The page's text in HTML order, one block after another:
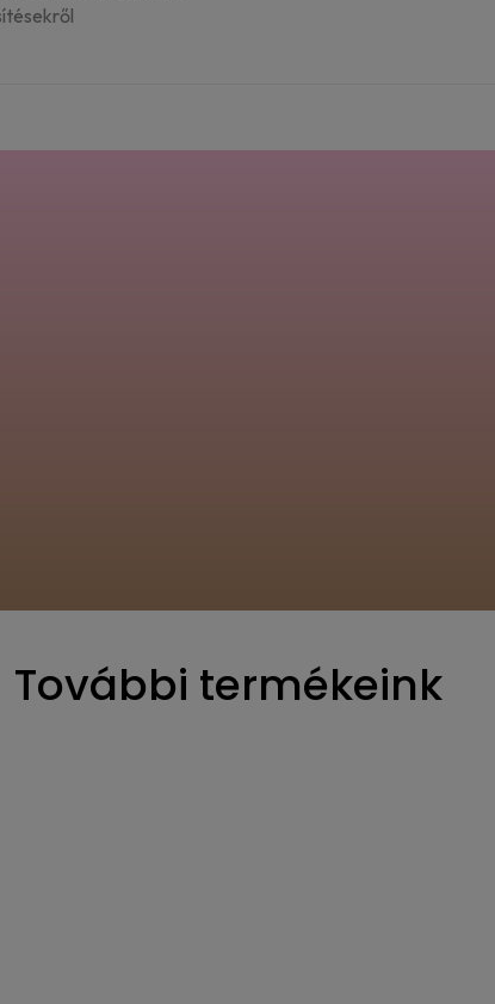
További termékeink